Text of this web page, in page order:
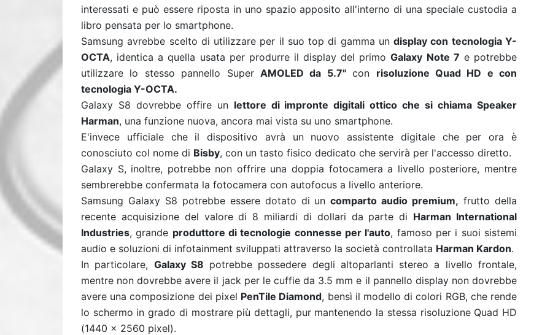
interessati e può essere riposta in uno spazio apposito all'interno di una speciale custodia a
libro pensata per lo smartphone.
Samsung avrebbe scelto di utilizzare per il suo top di gamma undisplay con tecnologia Y-
OCTA, identica a quella usata per produrre il display del primoGalaxy Note 7 e potrebbe
utilizzare lo stesso pannello Super AMOLED da 5.7"con risoluzione Quad HD e con
tecnologia Y-OCTA.
Galaxy S8 dovrebbe offire un lettore di impronte digitali ottico che si chiama Speaker
Harman, una funzione nuova, ancora mai vista su uno smartphone.
E'invece ufficiale che il dispositivo avrà un nuovo assistente digitale che per ora è
conosciuto col nome di Bisby, con un tasto fisico dedicato che servirà per l'accesso diretto.
Galaxy S, inoltre, potrebbe non offrire una doppia fotocamera a livello posteriore, mentre
sembrerebbe confermata la fotocamera con autofocus a livello anteriore.
Samsung Galaxy S8 potrebbe essere dotato di uncomparto audio premium, frutto della
recente acquisizione del valore di 8 miliardi di dollari da parte di Harman International
Industries, grande produttore di tecnologie connesse per l'auto, famoso per i suoi sistemi
audio e soluzioni di infotainment sviluppati attraverso la società controllata Harman Kardon.
In particolare, Galaxy S8 potrebbe possedere degli altoparlanti stereo a livello frontale,
mentre non dovrebbe avere il jack per le cuffie da 3.5 mm e il pannello display non dovrebbe
avere una composizione dei pixel PenTile Diamond, bensì il modello di colori RGB, che rende
lo schermo in grado di mostrare più dettagli, pur mantenendo la stessa risoluzione Quad HD
(1440 x 2560 pixel).